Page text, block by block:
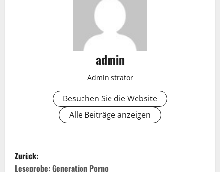
admin
Administrator
Besuchen Sie die Website
Alle Beiträge anzeigen
B
Zurück:
Leseprobe: Generation Porno